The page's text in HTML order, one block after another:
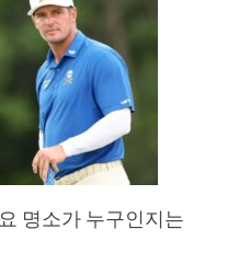
명소가 누구인지는